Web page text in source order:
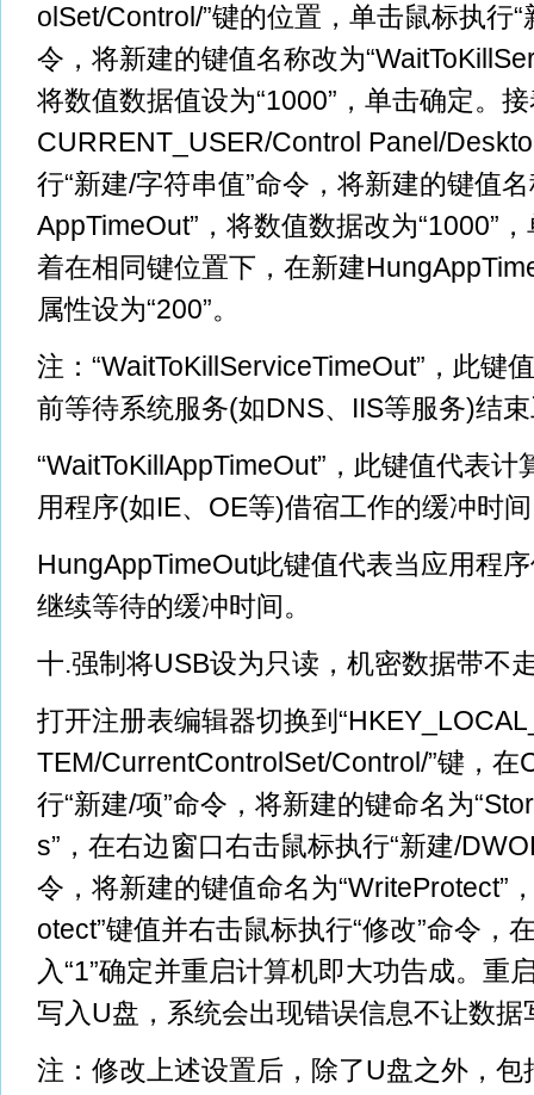
olSet/Control/”键的位置，单击鼠标执行“
令，将新建的键值名称改为
将数值数据值设为“1000”，单击确定。
CURRENT_USER/Control Panel/
行“新建/字符串值”命令，将新建的键值
AppTimeOut”，将数值数据改为“1000”
着在相同键位置下，在新建
属性设为“200”。
注：“WaitToKillServiceTimeOut”，此键
前等待系统服务(如DNS、IIS等服务)结
“WaitToKillAppTimeOut”，此键值代表
用程序(如IE、OE等)借宿工作的缓冲时
HungAppTimeOut此键值代表当应用程
继续等待的缓冲时间。
十.强制将USB设为只读，机密数据带不
打开注册表编辑器切换到
TEM/CurrentControlSet/Control/”键，在
行“新建/项”命令，将新建的键命名为
s”，在右边窗口右击鼠标执行“新建/
令，将新建的键值命名为“WriteProtect”
otect”键值并右击鼠标执行“修改”命令，
入“1”确定并重启计算机即大功告成。重
写入U盘，系统会出现错误信息不让数据
注：修改上述设置后，除了U盘之外，包